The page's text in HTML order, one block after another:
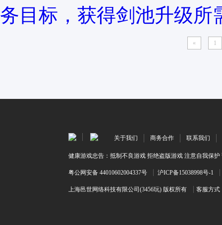
务目标，获得剑池升级所
« 1
关于我们 商务合作 联系我们
健康游戏忠告：抵制不良游戏 拒绝盗版游戏 注意自我保
粤公网安备 44010602004337号 沪ICP备15038998号-1
上海邑世网络科技有限公司(3456玩) 版权所有 客服方式